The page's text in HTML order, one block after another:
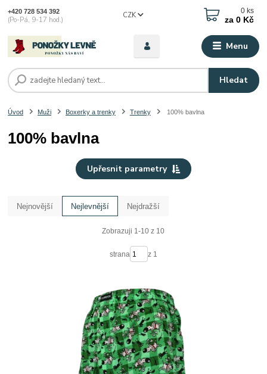
Menu
CZK
Hledat
+420 728 534 392
(Po-Pá, 9-17 hod.)
0 ks
za 0 Kč
Úvod Muži Boxerky a trenky Trenky 100% bavlna
100% bavlna
Upřesnit parametry
Nejnovější Nejlevnější Nejdražší
Zobrazuji 1-10 z 10
strana z 1